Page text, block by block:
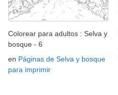
Colorear para adultos : Selva y
bosque - 6
en Páginas de Selva y bosque
para imprimir